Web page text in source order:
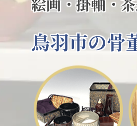
鳥羽市の骨